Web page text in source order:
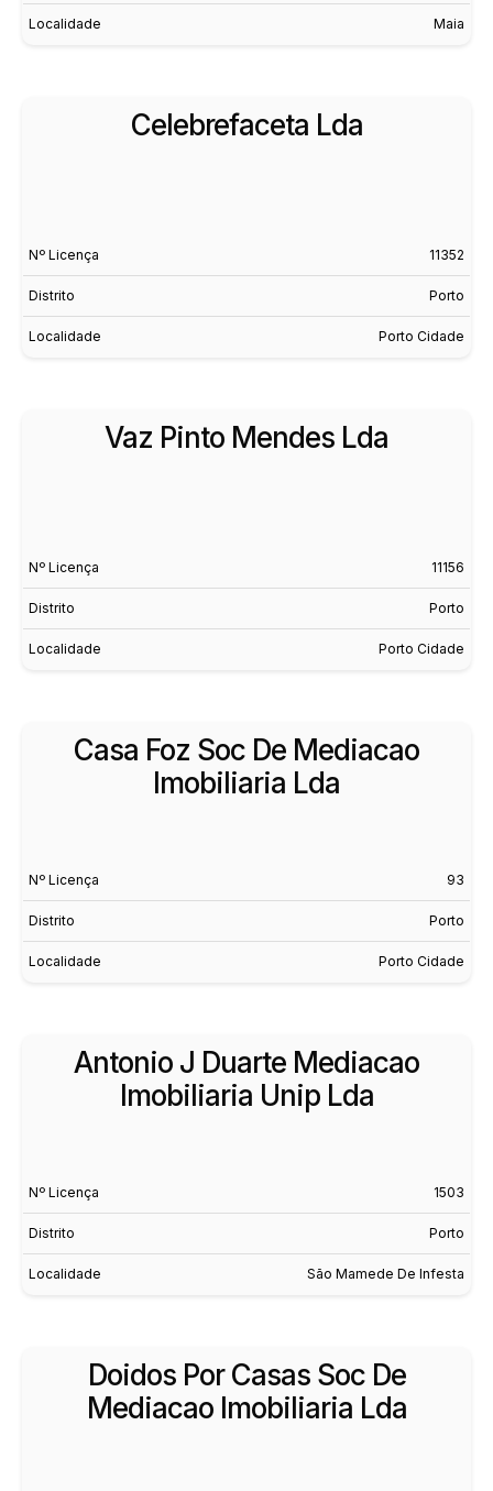
Localidade Maia
Celebrefaceta Lda
Nº Licença 11352
Distrito Porto
Localidade Porto Cidade
Vaz Pinto Mendes Lda
Nº Licença 11156
Distrito Porto
Localidade Porto Cidade
Casa Foz Soc De Mediacao
Imobiliaria Lda
Nº Licença 93
Distrito Porto
Localidade Porto Cidade
Antonio J Duarte Mediacao
Imobiliaria Unip Lda
Nº Licença 1503
Distrito Porto
Localidade São Mamede De Infesta
Doidos Por Casas Soc De
Mediacao Imobiliaria Lda